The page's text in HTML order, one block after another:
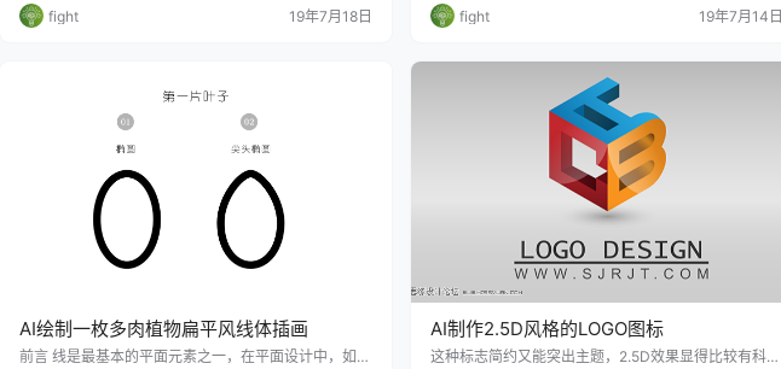
fight 19年7月18日 fight 19年7月14日
AI绘制一枚多肉植物扁平风线体插画
前言 线是最基本的平面元素之一，在平面设计中，如果
AI制作2.5D风格的LOGO图标
这种标志简约又能突出主题，2.5D效果显得比较有科技